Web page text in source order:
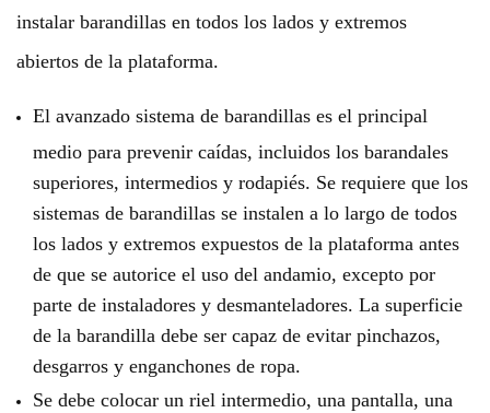
instalar barandillas en todos los lados y extremos
abiertos de la plataforma.
El avanzado sistema de barandillas es el principal
medio para prevenir caídas, incluidos los barandales
superiores, intermedios y rodapiés. Se requiere que los
sistemas de barandillas se instalen a lo largo de todos
los lados y extremos expuestos de la plataforma antes
de que se autorice el uso del andamio, excepto por
parte de instaladores y desmanteladores. La superficie
de la barandilla debe ser capaz de evitar pinchazos,
desgarros y enganchones de ropa.
Se debe colocar un riel intermedio, una pantalla, una